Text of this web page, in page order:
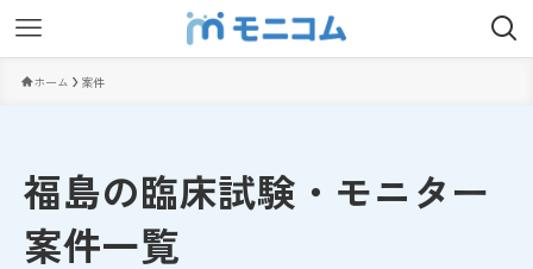
ホーム 案件
福島の臨床試験・モニター
案件一覧